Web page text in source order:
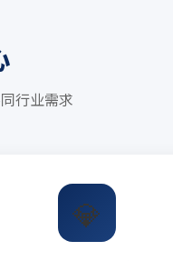
行业需求
💎